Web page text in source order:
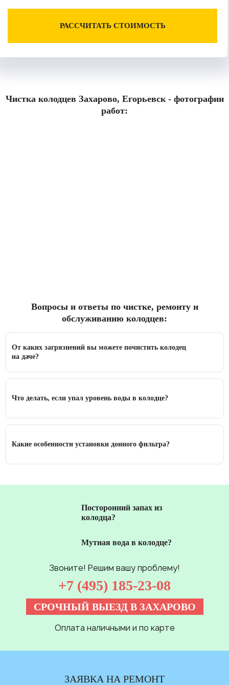
РАССЧИТАТЬ СТОИМОСТЬ
Чистка колодцев Захарово, Егорьевск - фотографии
работ:
Вопросы и ответы по чистке, ремонту и
обслуживанию колодцев:
От каких загрязнений вы можете почистить колодец
на даче?
Что делать, если упал уровень воды в колодце?
Какие особенности установки донного фильтра?
Посторонний запах из
колодца?
Мутная вода в колодце?
Звоните! Решим вашу проблему!
+7 (495) 185-23-08
СРОЧНЫЙ ВЫЕЗД В ЗАХАРОВО
Оплата наличными и по карте
ЗАЯВКА НА РЕМОНТ